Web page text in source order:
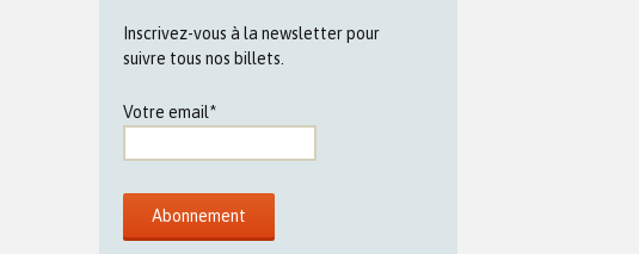
Inscrivez-vous à la newsletter pour
suivre tous nos billets.
Votre email*